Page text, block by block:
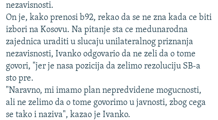
ISPRIČAJ MI
DNEVNO@RSE
SPECIJALI RSE
VIŠE OD NASLOVA
GENOCID U SREBRENICI
POPLAVE I KLIZIŠTA U BIH 2024.
TV LIBERTY
PRATITE NAS
Sve RFE/RL stranice
nezavisnosti.
On je, kako prenosi b92, rekao da se ne zna kada ce biti
izbori na Kosovu. Na pitanje sta ce medunarodna
zajednica uraditi u slucaju unilateralnog priznanja
nezavisnosti, Ivanko odgovario da ne zeli da o tome
govori, "jer je nasa pozicija da zelimo rezoluciju SB-a
sto pre.
"Naravno, mi imamo plan nepredvidene mogucnosti,
ali ne zelimo da o tome govorimo u javnosti, zbog cega
se tako i naziva", kazao je Ivanko.